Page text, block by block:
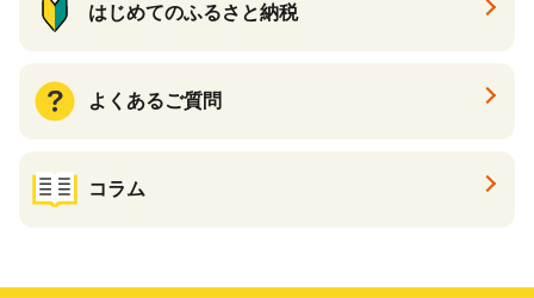
はじめてのふるさと納税
よくあるご質問
コラム